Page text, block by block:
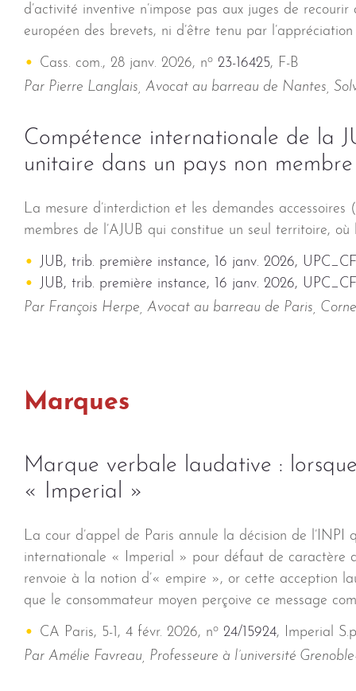
d’activité inventive n’impose pas aux juges de
européen des brevets, ni d’être tenu par
Cass. com., 28 janv. 2026, no 23-16425, F-B
Par Pierre Langlais, Avocat au barreau de Nantes,
Compétence internationale de la
unitaire dans un pays non membre
La mesure d’interdiction et les demandes
membres de l’AJUB qui constitue un seul territoire,
JUB, trib. première instance, 16 janv. 2026,
JUB, trib. première instance, 16 janv. 2026,
Par François Herpe, Avocat au barreau de Paris,
Marques
Marque verbale laudative :
« Imperial »
La cour d’appel de Paris annule la décision de
internationale « Imperial » pour défaut de caractère
renvoie à la notion d’« empire », or cette acception
que le consommateur moyen perçoive ce message
CA Paris, 5-1, 4 févr. 2026, no 24/15924, Imperial
Par Amélie Favreau, Professeure à l’université